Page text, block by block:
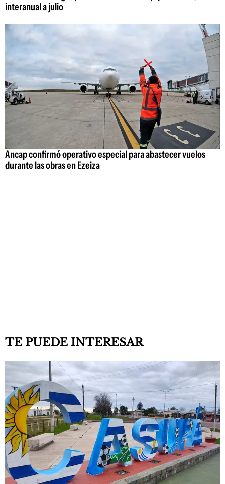
interanual a julio
Ancap confirmó operativo especial para abastecer vuelos
durante las obras en Ezeiza
TE PUEDE INTERESAR